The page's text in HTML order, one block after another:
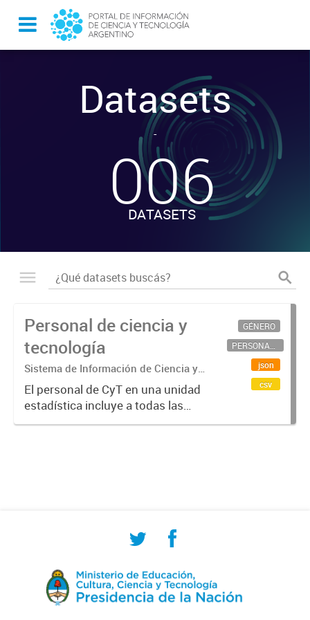
Datasets
-
006
DATASETS
Personal de ciencia y
tecnología
Sistema de Información de Ciencia y
Tecnología Argentino (SICYTAR)
El personal de CyT en una unidad
estadística incluye a todas las
personas involucradas
GÉNERO
PERSONAL CIENTÍFICO-TECNOLÓGICO
json
csv